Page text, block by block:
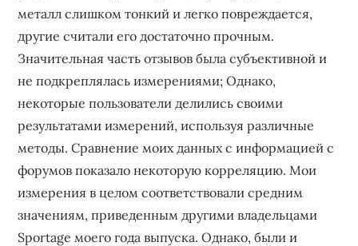
металл слишком тонкий и легко повреждается,
другие считали его достаточно прочным.
Значительная часть отзывов была субъективной и
не подкреплялась измерениями; Однако,
некоторые пользователи делились своими
результатами измерений, используя различные
методы. Сравнение моих данных с информацией с
форумов показало некоторую корреляцию. Мои
измерения в целом соответствовали средним
значениям, приведенным другими владельцами
Sportage моего года выпуска. Однако, были и